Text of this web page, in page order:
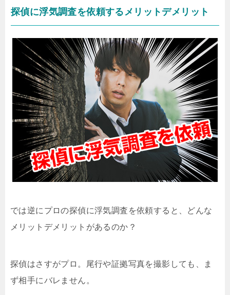
探偵に浮気調査を依頼するメリットデメリット
では逆にプロの探偵に浮気調査を依頼すると、どんな
メリットデメリットがあるのか？
探偵はさすがプロ。尾行や証拠写真を撮影しても、ま
ず相手にバレません。